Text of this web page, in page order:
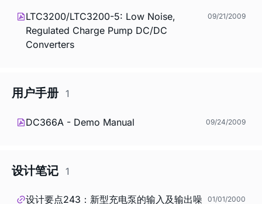
LTC3200/LTC3200-5: Low Noise,
Regulated Charge Pump DC/DC
Converters
09/21/2009
用户手册 1
DC366A - Demo Manual 09/24/2009
设计笔记 1
设计要点243：新型充电泵的输入及输出噪
01/01/2000